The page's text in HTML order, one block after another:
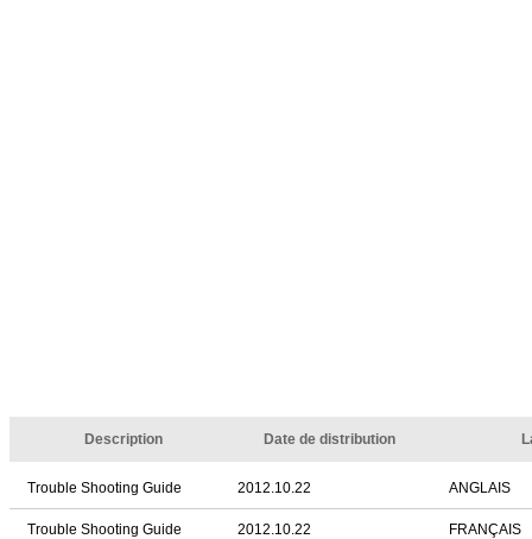
Description Date de distribution
Trouble Shooting Guide 2012.10.22 ANGLAIS
Trouble Shooting Guide 2012.10.22 FRANÇAIS